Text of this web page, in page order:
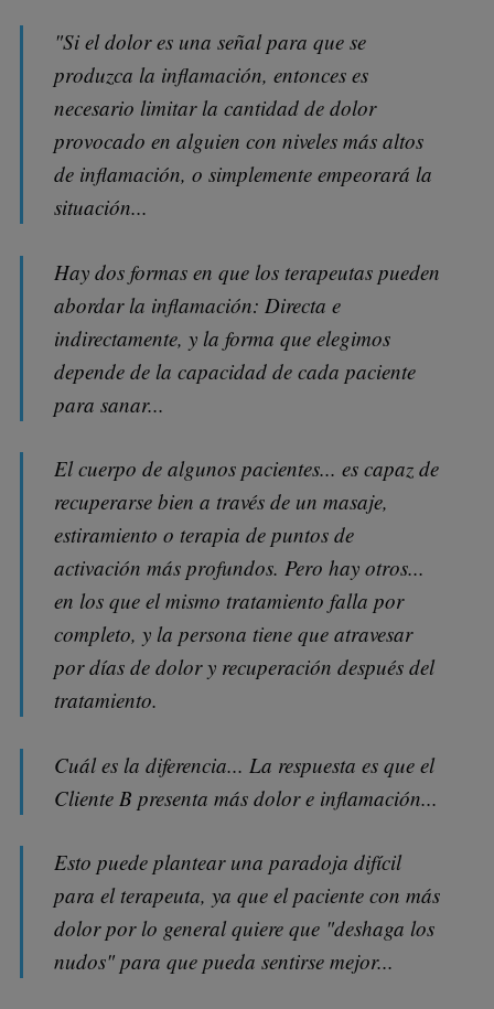
"Si el dolor es una señal para que se
produzca la inflamación, entonces es
necesario limitar la cantidad de dolor
provocado en alguien con niveles más altos
de inflamación, o simplemente empeorará la
situación...
Hay dos formas en que los terapeutas pueden
abordar la inflamación: Directa e
indirectamente, y la forma que elegimos
depende de la capacidad de cada paciente
para sanar...
El cuerpo de algunos pacientes... es capaz de
recuperarse bien a través de un masaje,
estiramiento o terapia de puntos de
activación más profundos. Pero hay otros...
en los que el mismo tratamiento falla por
completo, y la persona tiene que atravesar
por días de dolor y recuperación después del
tratamiento.
Cuál es la diferencia... La respuesta es que el
Cliente B presenta más dolor e inflamación...
Esto puede plantear una paradoja difícil
para el terapeuta, ya que el paciente con más
dolor por lo general quiere que "deshaga los
nudos" para que pueda sentirse mejor...